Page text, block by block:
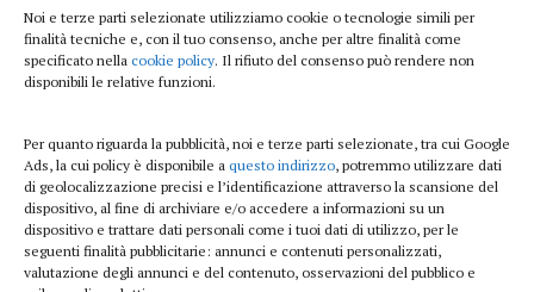
Noi e terze parti selezionate utilizziamo cookie o tecnologie simili per
finalità tecniche e, con il tuo consenso, anche per altre finalità come
specificato nella cookie policy. Il rifiuto del consenso può rendere non
disponibili le relative funzioni.
Per quanto riguarda la pubblicità, noi e terze parti selezionate, tra cui Google
Ads, la cui policy è disponibile a questo indirizzo, potremmo utilizzare dati
di geolocalizzazione precisi e l’identificazione attraverso la scansione del
dispositivo, al fine di archiviare e/o accedere a informazioni su un
dispositivo e trattare dati personali come i tuoi dati di utilizzo, per le
seguenti finalità pubblicitarie: annunci e contenuti personalizzati,
valutazione degli annunci e del contenuto, osservazioni del pubblico e
Viaggi
Beauty e benessere
Curiosità
Lifestyle
Sport